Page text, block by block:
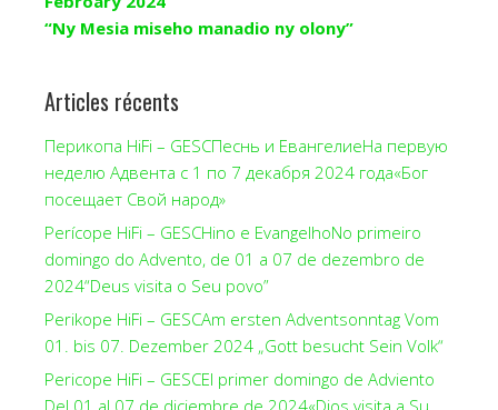
“Ny Mesia miseho manadio ny olony”
Articles récents
Перикопа HiFi – GESCПеснь и ЕвангелиеНа первую
неделю Адвента с 1 по 7 декабря 2024 года«Бог
посещает Свой народ»
Perícope HiFi – GESCHino e EvangelhoNo primeiro
domingo do Advento, de 01 a 07 de dezembro de
2024“Deus visita o Seu povo”
Perikope HiFi – GESCAm ersten Adventsonntag Vom
01. bis 07. Dezember 2024 „Gott besucht Sein Volk“
Pericope HiFi – GESCEl primer domingo de Adviento
Del 01 al 07 de diciembre de 2024«Dios visita a Su